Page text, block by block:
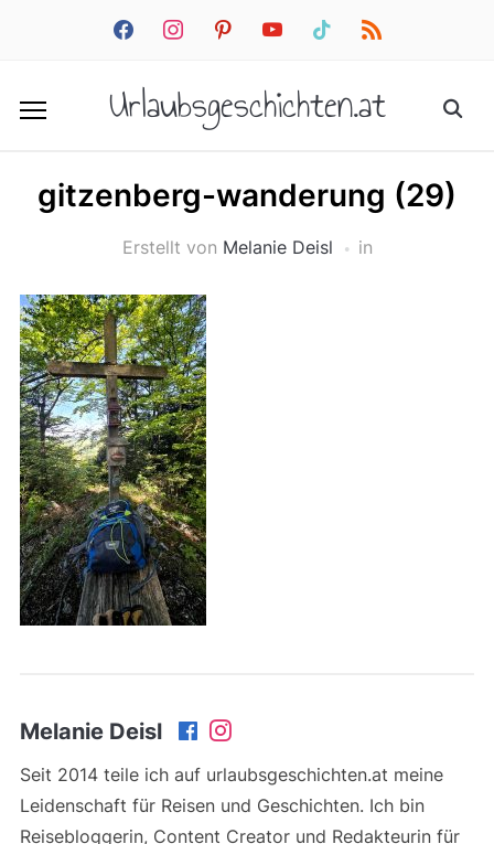
facebookinstagrampinterestyoutube tiktok rss
Urlaubsgeschichten.at
gitzenberg-wanderung (29)
Erstellt von Melanie Deisl in
Melanie Deisl
Seit 2014 teile ich auf urlaubsgeschichten.at meine
Leidenschaft für Reisen und Geschichten. Ich bin
Reisebloggerin, Content Creator und Redakteurin für